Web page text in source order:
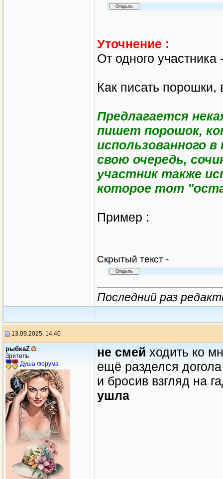
Уточнение :
От одного участника
Как писать
Предлагается
пишет порошок,
использованного
свою очередь,
участник также
которое тот
Пример :
Cкрытый текст -
Последний раз
13.09.2025, 14:40
рыбкаZ
Зритель
Душа Форума
не смей ходить ко
ещё разделся догола
и бросив взгляд на
ушла